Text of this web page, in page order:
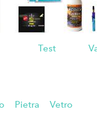
Test
Pietra Vetro